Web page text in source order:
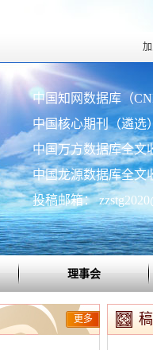
中国知网数据库（
中国核心期刊（遴选
中国万方数据库全文
中国龙源数据库全文
投稿邮箱：
理事会
更多